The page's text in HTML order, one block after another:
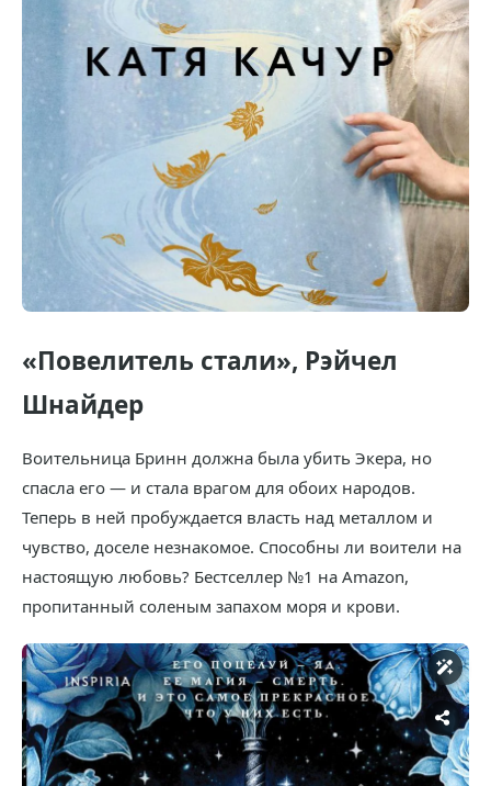
«Повелитель стали», Рэйчел
Шнайдер
Воительница Бринн должна была убить Экера, но
спасла его — и стала врагом для обоих народов.
Теперь в ней пробуждается власть над металлом и
чувство, доселе незнакомое. Способны ли воители на
настоящую любовь? Бестселлер №1 на Amazon,
пропитанный соленым запахом моря и крови.